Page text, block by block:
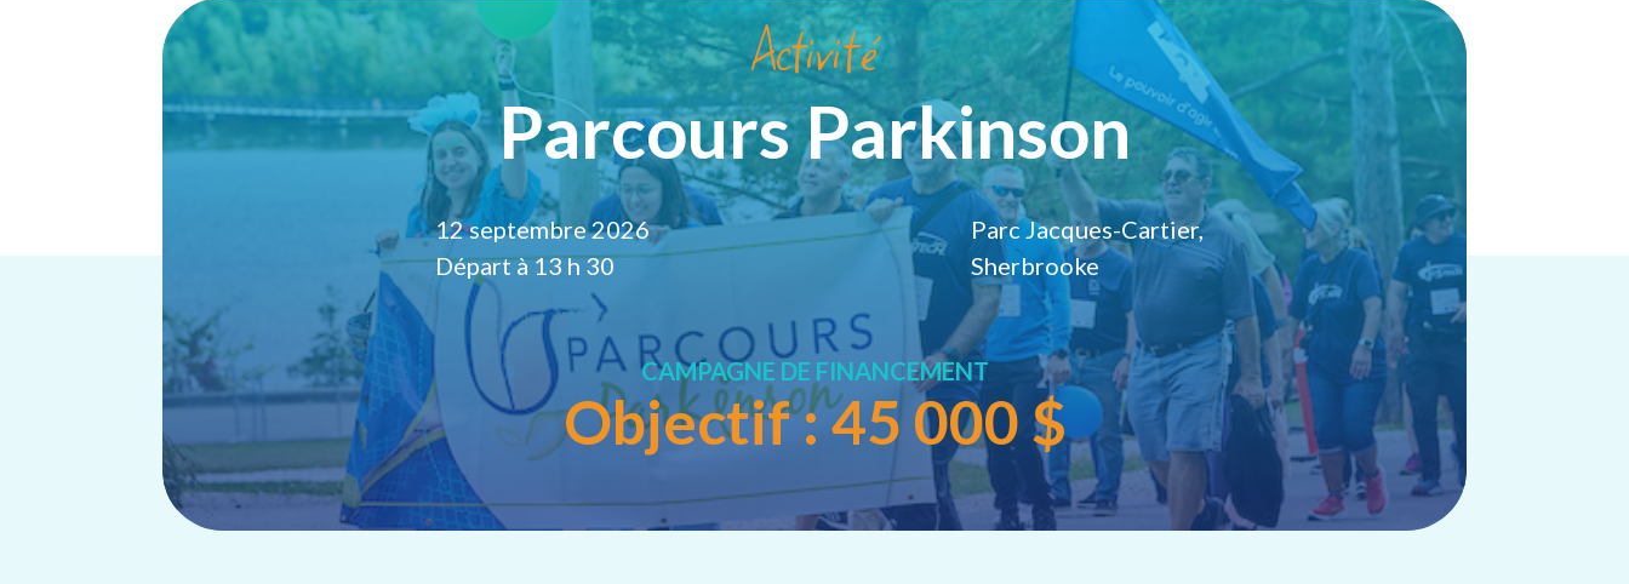
Activité
Parcours Parkinson
12 septembre 2026
Départ à 13 h 30
Parc Jacques-Cartier,
Sherbrooke
CAMPAGNE DE FINANCEMENT
Objectif : 45 000 $